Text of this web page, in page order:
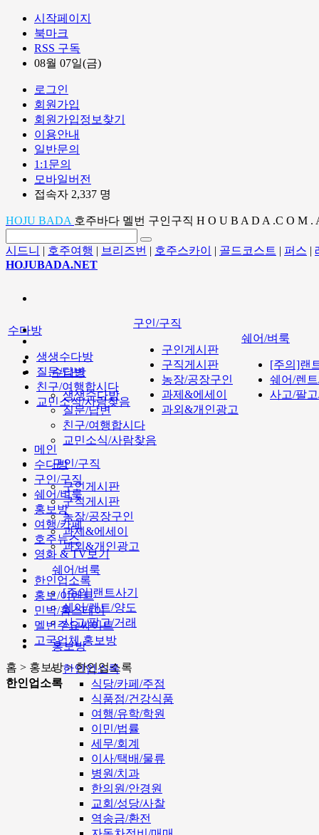
시작페이지
북마크
RSS 구독
08월 07일(금)
로그인
회원가입
회원가입정보찾기
이용안내
일반문의
1:1문의
모바일버전
접속자 2,337 명
HOJU BADA 호주바다 멜번 구인구직 H O U B A D A .C O M .
시드니 | 호주여행 | 브리즈번 | 호주스카이 | 골드코스트 | 퍼스 |
HOJUBADA.NET
수다방
생생수다방
질문/답변
친구/여행합시다
교민소식/사람찾음
구인/구직
구인게시판
구직게시판
농장/공장구인
과제&에세이
과외&개인광고
쉐어/벼룩
[주의]랜트사기
쉐어/렌트/양도
사고/팔고/거래
홍보방
한인업소록
식당/카페/주점
식품점/건강식품
여행/유학/학원
이민/법률
세무/회계
이사/택배/물류
병원/치과
한의원/안경원
교회/성당/사찰
역송금/환전
수다방
생생수다방
질문/답변
친구/여행합시다
교민소식/사람찾음
구인/구직
구인게시판
구직게시판
농장/공장구인
과제&에세이
과외&개인광고
쉐어/벼룩
[주의]랜
쉐어/렌
사고/팔
메인
수다방
구인/구직
쉐어/벼룩
홍보방
여행/카페
호주뉴스
영화 & TV보기
한인업소록
홍보/이벤트
민박/홈스테이
멜번주요싸이트
고국업체 홍보방
홈 > 홍보방 > 한인업소록
한인업소록